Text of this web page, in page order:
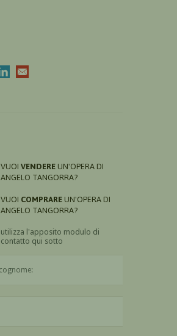
VUOI VENDERE UN'OPERA DI
ANGELO TANGORRA?
VUOI COMPRARE UN'OPERA DI
ANGELO TANGORRA?
utilizza l'apposito modulo di
contatto qui sotto